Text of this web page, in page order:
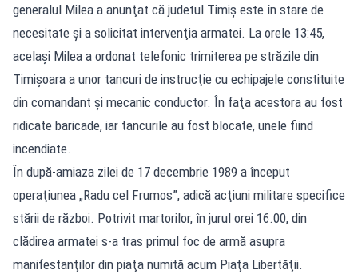
generalul Milea a anunţat că judetul Timiş este în stare de
necesitate şi a solicitat intervenţia armatei. La orele 13:45,
același Milea a ordonat telefonic trimiterea pe străzile din
Timişoara a unor tancuri de instrucţie cu echipajele constituite
din comandant şi mecanic conductor. În faţa acestora au fost
ridicate baricade, iar tancurile au fost blocate, unele fiind
incendiate.
În după-amiaza zilei de 17 decembrie 1989 a început
operaţiunea „Radu cel Frumos”, adică acţiuni militare specifice
stării de război. Potrivit martorilor, în jurul orei 16.00, din
clădirea armatei s-a tras primul foc de armă asupra
manifestanţilor din piaţa numită acum Piaţa Libertăţii.